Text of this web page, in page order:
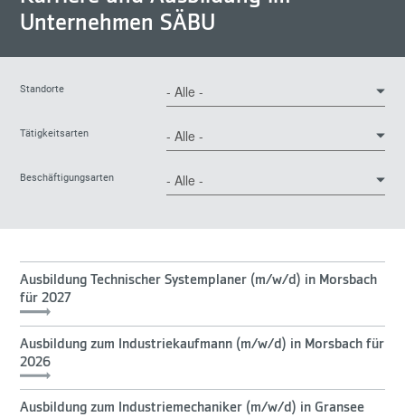
Unternehmen SÄBU
Standorte
Tätigkeitsarten
Beschäftigungsarten
Ausbildung Technischer Systemplaner (m/w/d) in Morsbach
für 2027
Ausbildung zum Industriekaufmann (m/w/d) in Morsbach für
2026
Ausbildung zum Industriemechaniker (m/w/d) in Gransee